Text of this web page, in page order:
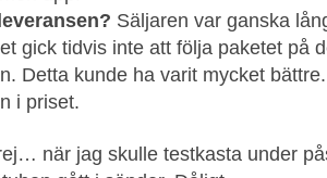
Säljaren var ganska
gick tidvis inte att följa paketet på
Detta kunde ha varit mycket
i priset.
när jag skulle testkasta under